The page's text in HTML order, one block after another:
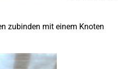
zubinden mit einem Knoten